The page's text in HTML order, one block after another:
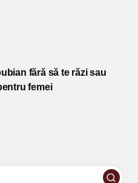
fără să te răzi sau
femei